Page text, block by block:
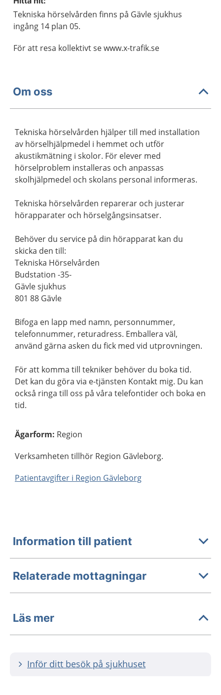
Tekniska hörselvården finns på Gävle sjukhus
ingång 14 plan 05.
För att resa kollektivt se www.x-trafik.se
Om oss
Tekniska hörselvården hjälper till med installation
av hörselhjälpmedel i hemmet och utför
akustikmätning i skolor. För elever med
hörselproblem installeras och anpassas
skolhjälpmedel och skolans personal informeras.
Tekniska hörselvården reparerar och justerar
hörapparater och hörselgångsinsatser.
Behöver du service på din hörapparat kan du
skicka den till:
Tekniska Hörselvården
Budstation -35-
Gävle sjukhus
801 88 Gävle
Bifoga en lapp med namn, personnummer,
telefonnummer, returadress. Emballera väl,
använd gärna asken du fick med vid utprovningen.
För att komma till tekniker behöver du boka tid.
Det kan du göra via e-tjänsten Kontakt mig. Du kan
också ringa till oss på våra telefontider och boka en
tid.
Ägarform: Region
Verksamheten tillhör Region Gävleborg.
Patientavgifter i Region Gävleborg
Information till patient
Relaterade mottagningar
Läs mer
Inför ditt besök på sjukhuset